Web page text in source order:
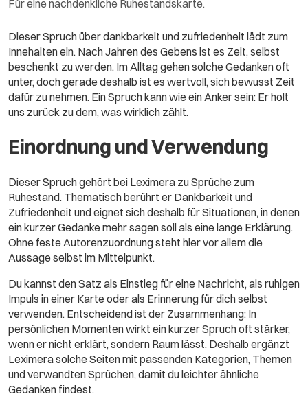
Für eine nachdenkliche Ruhestandskarte.
Dieser Spruch über dankbarkeit und zufriedenheit lädt zum
Innehalten ein. Nach Jahren des Gebens ist es Zeit, selbst
beschenkt zu werden. Im Alltag gehen solche Gedanken oft
unter, doch gerade deshalb ist es wertvoll, sich bewusst Zeit
dafür zu nehmen. Ein Spruch kann wie ein Anker sein: Er holt
uns zurück zu dem, was wirklich zählt.
Einordnung und Verwendung
Dieser Spruch gehört bei Leximera zu Sprüche zum
Ruhestand. Thematisch berührt er Dankbarkeit und
Zufriedenheit und eignet sich deshalb für Situationen, in denen
ein kurzer Gedanke mehr sagen soll als eine lange Erklärung.
Ohne feste Autorenzuordnung steht hier vor allem die
Aussage selbst im Mittelpunkt.
Du kannst den Satz als Einstieg für eine Nachricht, als ruhigen
Impuls in einer Karte oder als Erinnerung für dich selbst
verwenden. Entscheidend ist der Zusammenhang: In
persönlichen Momenten wirkt ein kurzer Spruch oft stärker,
wenn er nicht erklärt, sondern Raum lässt. Deshalb ergänzt
Leximera solche Seiten mit passenden Kategorien, Themen
und verwandten Sprüchen, damit du leichter ähnliche
Gedanken findest.